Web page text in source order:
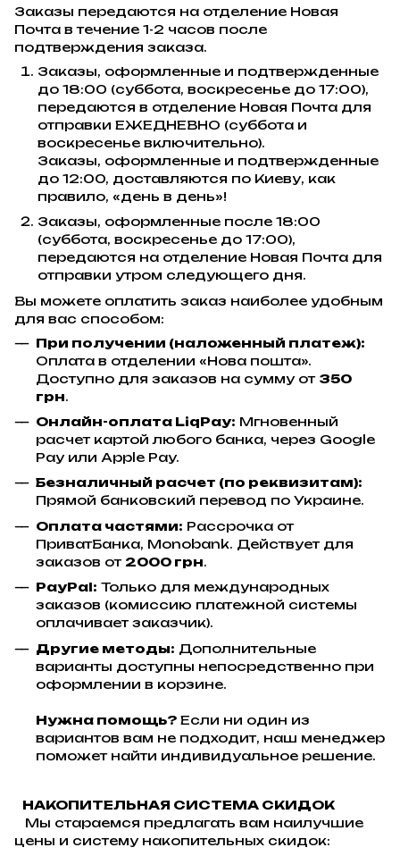
Заказы передаются на отделение Новая
Почта в течение 1-2 часов после
подтверждения заказа.
Заказы, оформленные и подтвержденные
до 18:00 (суббота, воскресенье до 17:00),
передаются в отделение Новая Почта для
отправки ЕЖЕДНЕВНО (суббота и
воскресенье включительно).
Заказы, оформленные и подтвержденные
до 12:00, доставляются по Киеву, как
правило, «день в день»!
Заказы, оформленные после 18:00
(суббота, воскресенье до 17:00),
передаются на отделение Новая Почта для
отправки утром следующего дня.
Вы можете оплатить заказ наиболее удобным
для вас способом:
При получении (наложенный платеж):
Оплата в отделении «Нова пошта».
Доступно для заказов на сумму от 350
грн.
Онлайн-оплата LiqPay: Мгновенный
расчет картой любого банка, через Google
Pay или Apple Pay.
Безналичный расчет (по реквизитам):
Прямой банковский перевод по Украине.
Оплата частями: Рассрочка от
ПриватБанка, Monobank. Действует для
заказов от 2000 грн.
PayPal: Только для международных
заказов (комиссию платежной системы
оплачивает заказчик).
Другие методы: Дополнительные
варианты доступны непосредственно при
оформлении в корзине.
Нужна помощь? Если ни один из
вариантов вам не подходит, наш менеджер
поможет найти индивидуальное решение.
НАКОПИТЕЛЬНАЯ СИСТЕМА СКИДОК
Мы стараемся предлагать вам наилучшие
цены и систему накопительных скидок: